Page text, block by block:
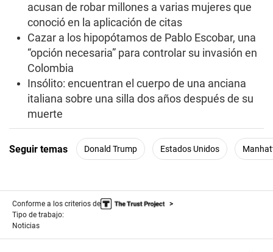
acusan de robar millones a varias mujeres que
conoció en la aplicación de citas
Cazar a los hipopótamos de Pablo Escobar, una
“opción necesaria” para controlar su invasión en
Colombia
Insólito: encuentran el cuerpo de una anciana
italiana sobre una silla dos años después de su
muerte
Seguir temas Donald Trump Estados Unidos
Conforme a los criterios de
Tipo de trabajo:
Noticias